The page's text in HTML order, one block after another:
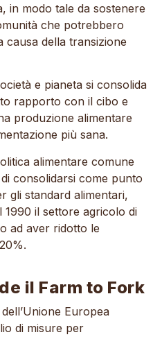
in modo tale da sostenere
che potrebbero
causa della transizione
e pianeta si consolida
rapporto con il cibo e
produzione alimentare
più sana.
alimentare comune
consolidarsi come punto
gli standard alimentari,
il settore agricolo di
ad aver ridotto le
il Farm to Fork
Europea
di misure per